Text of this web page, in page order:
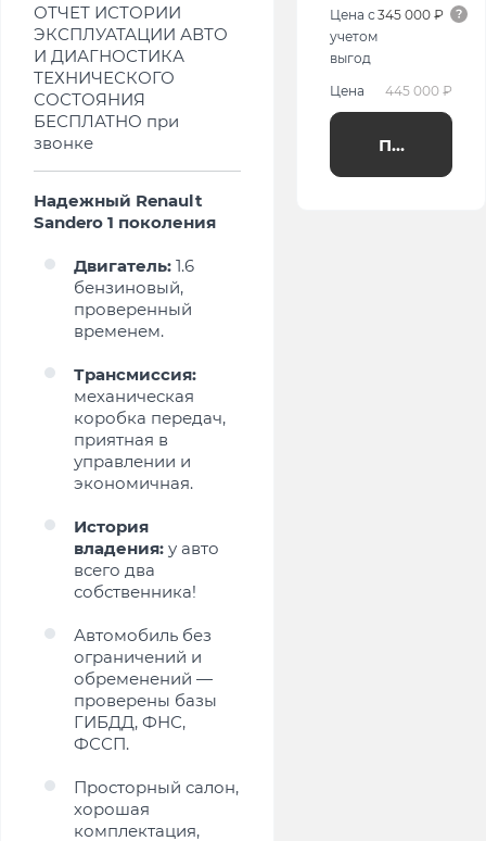
ОТЧЕТ ИСТОРИИ
ЭКСПЛУАТАЦИИ АВТО
И ДИАГНОСТИКА
ТЕХНИЧЕСКОГО
СОСТОЯНИЯ
БЕСПЛАТНО при
звонке
Надежный Renault
Sandero 1 поколения
Двигатель: 1.6
бензиновый,
проверенный
временем.
Трансмиссия:
механическая
коробка передач,
приятная в
управлении и
экономичная.
История
владения: у авто
всего два
собственника!
Автомобиль без
ограничений и
обременений —
проверены базы
ГИБДД, ФНС,
ФССП.
Просторный салон,
хорошая
комплектация,
Цена с
учетом
выгод
345 000 ₽
Цена 445 000 ₽
Получить